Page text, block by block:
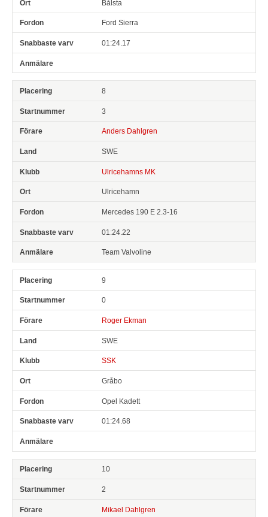
Bålsta
Ford Sierra
01:24.17
8
3
Anders Dahlgren
SWE
Ulricehamns MK
Ulricehamn
Mercedes 190 E 2.3-16
01:24.22
Team Valvoline
9
0
Roger Ekman
SWE
SSK
Gråbo
Opel Kadett
01:24.68
10
2
Mikael Dahlgren